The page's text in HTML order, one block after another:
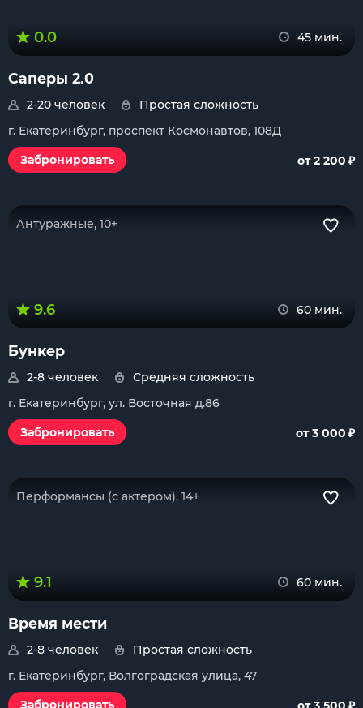
0.0 45 мин.
Саперы 2.0
2-20 человек
Простая сложность
г. Екатеринбург, проспект Космонавтов, 108Д
Забронировать
от 2 200 ₽
Антуражные, 10+
9.6 60 мин.
Бункер
2-8 человек
Средняя сложность
г. Екатеринбург, ул. Восточная д.86
Забронировать
от 3 000 ₽
Перформансы (с актером), 14+
9.1 60 мин.
Время мести
2-8 человек
Простая сложность
г. Екатеринбург, Волгоградская улица, 47
Забронировать
₽